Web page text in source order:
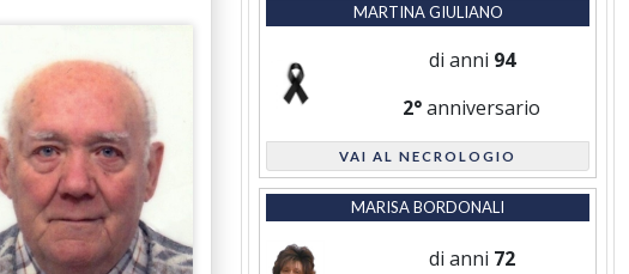
MARTINA GIULIANO
di anni 94
2°anniversario
VAI AL NECROLOGIO
MARISA BORDONALI
di anni 72